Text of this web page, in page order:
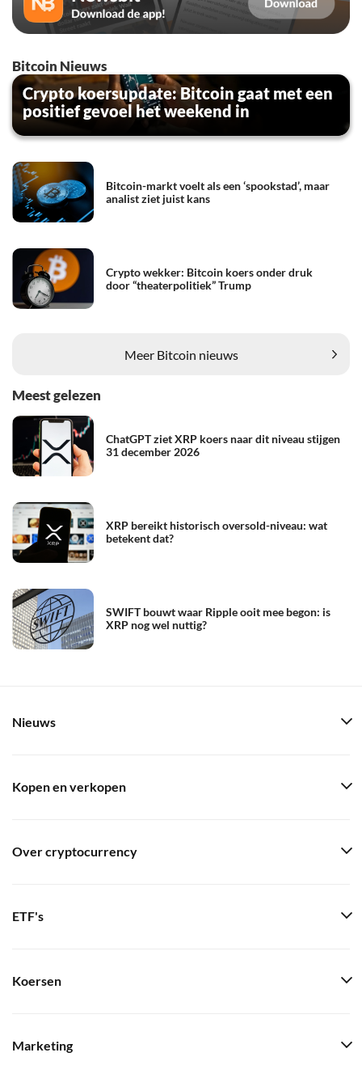
Bitcoin Nieuws
Crypto koersupdate: Bitcoin gaat met een
positief gevoel het weekend in
Bitcoin-markt voelt als een ‘spookstad’, maar
analist ziet juist kans
Crypto wekker: Bitcoin koers onder druk
door “theaterpolitiek” Trump
Meer Bitcoin nieuws
Meest gelezen
ChatGPT ziet XRP koers naar dit niveau stijgen
31 december 2026
XRP bereikt historisch oversold-niveau: wat
betekent dat?
SWIFT bouwt waar Ripple ooit mee begon: is
XRP nog wel nuttig?
Nieuws
Kopen en verkopen
Over cryptocurrency
ETF's
Koersen
Marketing